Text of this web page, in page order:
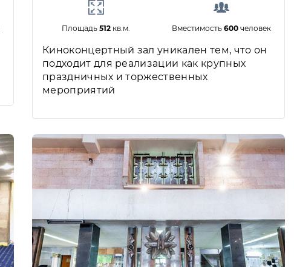
Площадь512 кв.м. Вместимость600 человек
Киноконцертный зал уникален тем, что он
подходит для реализации как крупных
праздничных и торжественных
мероприятий